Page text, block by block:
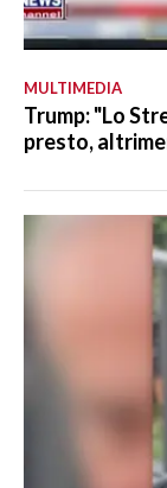
MULTIMEDIA
Trump: "Lo
presto,